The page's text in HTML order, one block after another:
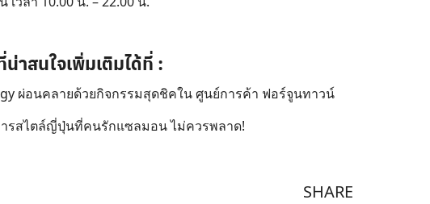
าสนใจเพิ่มเติมได้ที่ :
ผ่อนคลายด้วยกิจกรรมสุดชิคใน ศูนย์การค้า ฟอร์จูนทาวน์
รสไตล์ญี่ปุ่นที่คนรักแซลมอน ไม่ควรพลาด!
SHARE